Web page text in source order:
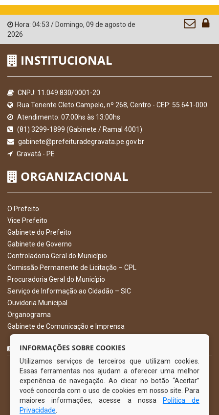
Hora: 04:53 / Domingo, 09 de agosto de
2026
INSTITUCIONAL
CNPJ: 11.049.830/0001-20
Rua Tenente Cleto Campelo, nº 268, Centro - CEP: 55.641-000
Atendimento: 07:00hs às 13:00hs
(81) 3299-1899 (Gabinete / Ramal 4001)
gabinete@prefeituradegravata.pe.gov.br
Gravatá - PE
ORGANIZACIONAL
O Prefeito
Vice Prefeito
Gabinete do Prefeito
Gabinete de Governo
Controladoria Geral do Município
Comissão Permanente de Licitação – CPL
Procuradoria Geral do Município
Serviço de Informação ao Cidadão – SIC
Ouvidoria Municipal
Organograma
Gabinete de Comunicação e Imprensa
CURTA NOSSA FAN PAGE
INFORMAÇÕES SOBRE COOKIES
Utilizamos serviços de terceiros que utilizam cookies.
Essas ferramentas nos ajudam a oferecer uma melhor
experiência de navegação. Ao clicar no botão “Aceitar”
você concorda com o uso de cookies em nosso site. Para
maiores informações, acesse a nossa
Política de
Privacidade